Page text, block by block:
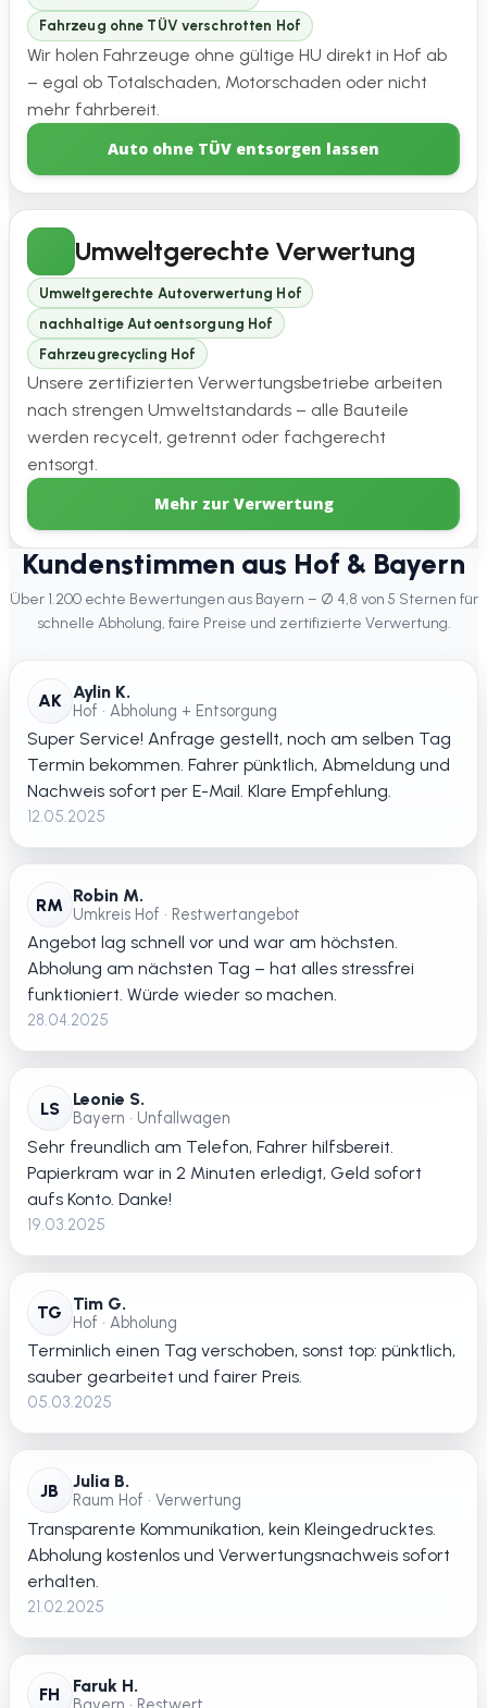
Fahrzeug ohne TÜV verschrotten Hof
Wir holen Fahrzeuge ohne gültige HU direkt in Hof ab
– egal ob Totalschaden, Motorschaden oder nicht
mehr fahrbereit.
Auto ohne TÜV entsorgen lassen
Umweltgerechte Verwertung
Umweltgerechte Autoverwertung Hof
nachhaltige Autoentsorgung Hof
Fahrzeugrecycling Hof
Unsere zertifizierten Verwertungsbetriebe arbeiten
nach strengen Umweltstandards – alle Bauteile
werden recycelt, getrennt oder fachgerecht
entsorgt.
Mehr zur Verwertung
Kundenstimmen aus Hof & Bayern
Über 1.200 echte Bewertungen aus Bayern – Ø 4,8 von 5 Sternen für
schnelle Abholung, faire Preise und zertifizierte Verwertung.
AK Aylin K.
Hof • Abholung + Entsorgung
Super Service! Anfrage gestellt, noch am selben Tag
Termin bekommen. Fahrer pünktlich, Abmeldung und
Nachweis sofort per E-Mail. Klare Empfehlung.
12.05.2025
RM Robin M.
Umkreis Hof • Restwertangebot
Angebot lag schnell vor und war am höchsten.
Abholung am nächsten Tag – hat alles stressfrei
funktioniert. Würde wieder so machen.
28.04.2025
LS Leonie S.
Bayern • Unfallwagen
Sehr freundlich am Telefon, Fahrer hilfsbereit.
Papierkram war in 2 Minuten erledigt, Geld sofort
aufs Konto. Danke!
19.03.2025
TG Tim G.
Hof • Abholung
Terminlich einen Tag verschoben, sonst top: pünktlich,
sauber gearbeitet und fairer Preis.
05.03.2025
JB Julia B.
Raum Hof • Verwertung
Transparente Kommunikation, kein Kleingedrucktes.
Abholung kostenlos und Verwertungsnachweis sofort
erhalten.
21.02.2025
FH Faruk H.